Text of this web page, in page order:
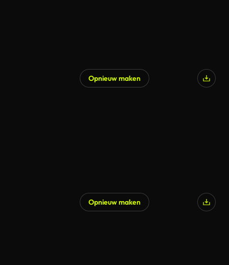
Opnieuw maken
Opnieuw maken